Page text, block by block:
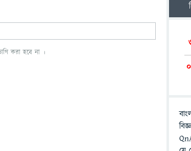
করা হবে না ।
0